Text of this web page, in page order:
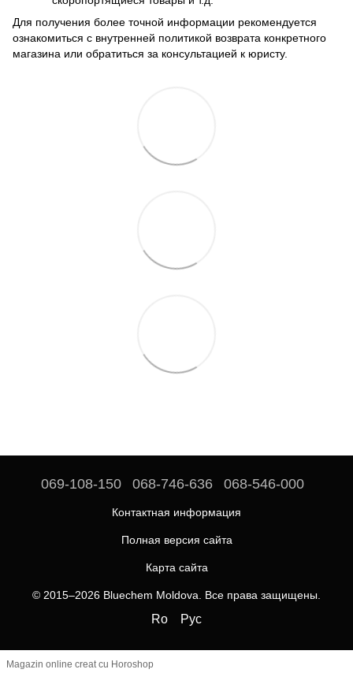
Для получения более точной информации рекомендуется
ознакомиться с внутренней политикой возврата конкретного
магазина или обратиться за консультацией к юристу.
069-108-150 068-746-636 068-546-000
Контактная информация
Полная версия сайта
Карта сайта
© 2015–2026 Bluechem Moldova. Все права защищены.
Ro Рус
Magazin online creat cu Horoshop